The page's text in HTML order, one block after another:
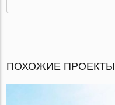
ПОХОЖИЕ ПРОЕКТЫ